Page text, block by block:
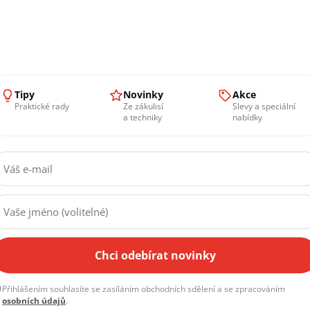
objednávky. Pokud je zboží skladem, můžete si ho
vše nachystali. Na místě rádi se vším
Tipy
Praktické rady
Novinky
Ze zákulisí
a techniky
Akce
Slevy a speciální
nabídky
Chci odebírat novinky
Přihlášením souhlasíte se zasíláním obchodních sdělení a se zpracováním
osobních údajů.